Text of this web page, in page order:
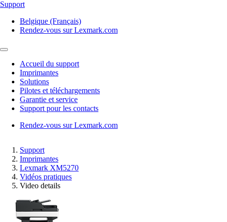
Support
Belgique (Français)
Rendez-vous sur Lexmark.com
Accueil du support
Imprimantes
Solutions
Pilotes et téléchargements
Garantie et service
Support pour les contacts
Rendez-vous sur Lexmark.com
Support
Imprimantes
Lexmark XM5270
Vidéos pratiques
Video details